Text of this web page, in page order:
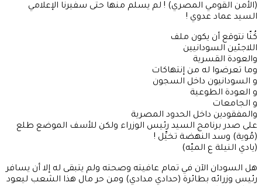
(الأمن القومي المصري) ! لم يسلم منها حتى سفيرنا الإعلامي
السيد عماد عدوي !
كُنّا نتوقع أن يكون ملف
اللاجئين السودانيين
والعودة القسرية
وما تعرضوا له من إنتهاكات
و السودانيون داخل السجون
و العودة الطوعية
و الجامعات
والمفقودين داخل الحدود المصرية
على صدر برنامج السيد رئيس الوزراء ولكن للأسف الموضع طلع
(مُوية) وسد النهضة تخيِّل !
(يادي النيلة ع الميّه)
هل السودان الآن في تمام عافيته وصحته ولم يتبقى له إلا أن يسافر
رئيس وزرائه بطائرة (حدادي مدادي) ومن حر مال هذا الشعب ليعود